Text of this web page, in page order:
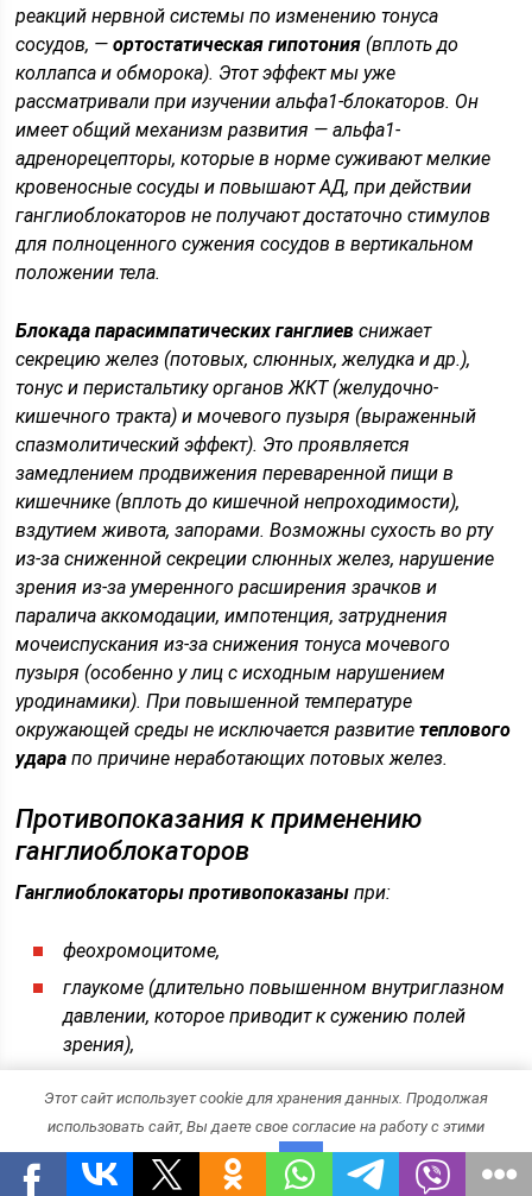
реакций нервной системы по изменению тонуса
сосудов, —ортостатическая гипотония (вплоть до
коллапса и обморока). Этот эффект мы уже
рассматривали при изучении альфа1-блокаторов. Он
имеет общий механизм развития — альфа1-
адренорецепторы, которые в норме суживают мелкие
кровеносные сосуды и повышают АД, при действии
ганглиоблокаторов не получают достаточно стимулов
для полноценного сужения сосудов в вертикальном
положении тела.
Блокада парасимпатических ганглиев снижает
секрецию желез (потовых, слюнных, желудка и др.),
тонус и перистальтикуорганов ЖКТ (желудочно-
кишечного тракта) имочевого пузыря (выраженный
спазмолитический эффект). Это проявляется
замедлением продвижения переваренной пищи в
кишечнике (вплоть до кишечной непроходимости),
вздутием живота, запорами. Возможны сухость во рту
из-за сниженной секреции слюнных желез, нарушение
зрения из-за умеренного расширения зрачков и
паралича аккомодации, импотенция, затруднения
мочеиспускания из-за снижения тонуса мочевого
пузыря (особенно у лиц с исходным нарушением
уродинамики). При повышенной температуре
окружающей среды не исключается развитиетеплового
удара по причине неработающих потовых желез.
Противопоказания к применению
ганглиоблокаторов
Ганглиоблокаторы противопоказаны при:
феохромоцитоме,
глаукоме (длительно повышенном внутриглазном
давлении, которое приводит к сужению полей
зрения),
выраженном церебральном (мозговом) и
коронарном (сердечном) атеросклерозе,
тромбозах, перенесённом недавно инфаркте
Этот сайт использует cookie для хранения данных. Продолжая
использовать сайт, Вы даете свое согласие на работу с этими
файлами.
OK